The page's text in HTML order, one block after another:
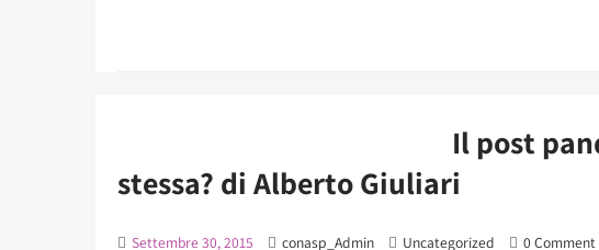
Il post
stessa? di Alberto Giuliari
Settembre 30, 2015 conasp_Admin Uncategorized 0 Comment